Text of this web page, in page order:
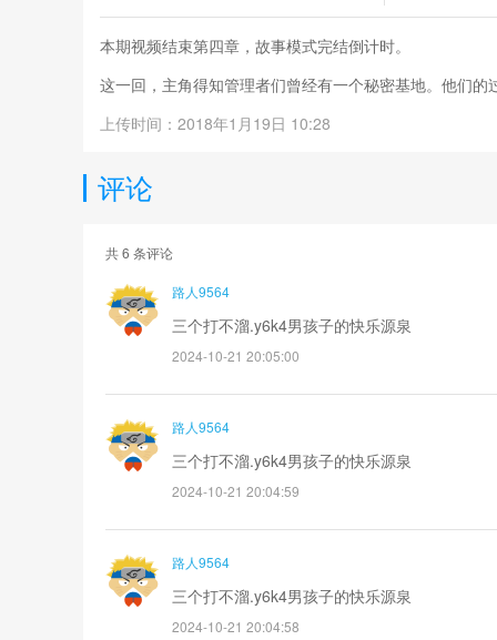
本期视频结束第四章，故事模式完结倒计时。
这一回，主角得知管理者们曾经有一个秘密基地。他们
秘密基地的外面被罗密欧建造了一个超大型BOSS副本，
上传时间：2018年1月19日 10:28
评论
共6 条评论
路人9564
三个打不溜.y6k4男孩子的快乐源泉
2024-10-21 20:05:00
路人9564
三个打不溜.y6k4男孩子的快乐源泉
2024-10-21 20:04:59
路人9564
三个打不溜.y6k4男孩子的快乐源泉
2024-10-21 20:04:58